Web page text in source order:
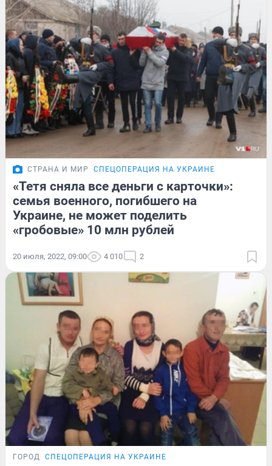
СТРАНА И МИР СПЕЦОПЕРАЦИЯ НА УКРАИНЕ
«Тетя сняла все деньги с карточки»:
семья военного, погибшего на
Украине, не может поделить
«гробовые» 10 млн рублей
20 июля, 2022, 09:00 4 010 2
ГОРОД СПЕЦОПЕРАЦИЯ НА УКРАИНЕ